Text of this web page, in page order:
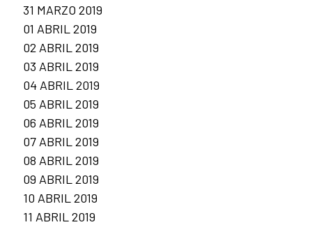
31 MARZO 2019
01 ABRIL 2019
02 ABRIL 2019
03 ABRIL 2019
04 ABRIL 2019
05 ABRIL 2019
06 ABRIL 2019
07 ABRIL 2019
08 ABRIL 2019
09 ABRIL 2019
10 ABRIL 2019
11 ABRIL 2019